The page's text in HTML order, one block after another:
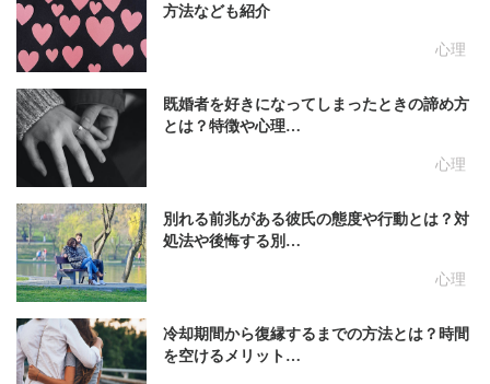
心理
方法なども紹介
心理
既婚者を好きになってしまったときの諦め方
とは？特徴や心理…
心理
別れる前兆がある彼氏の態度や行動とは？対
処法や後悔する別…
冷却期間から復縁するまでの方法とは？時間
を空けるメリット…